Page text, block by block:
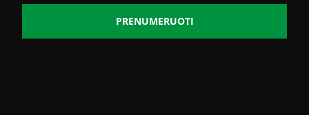
PRENUMERUOTI